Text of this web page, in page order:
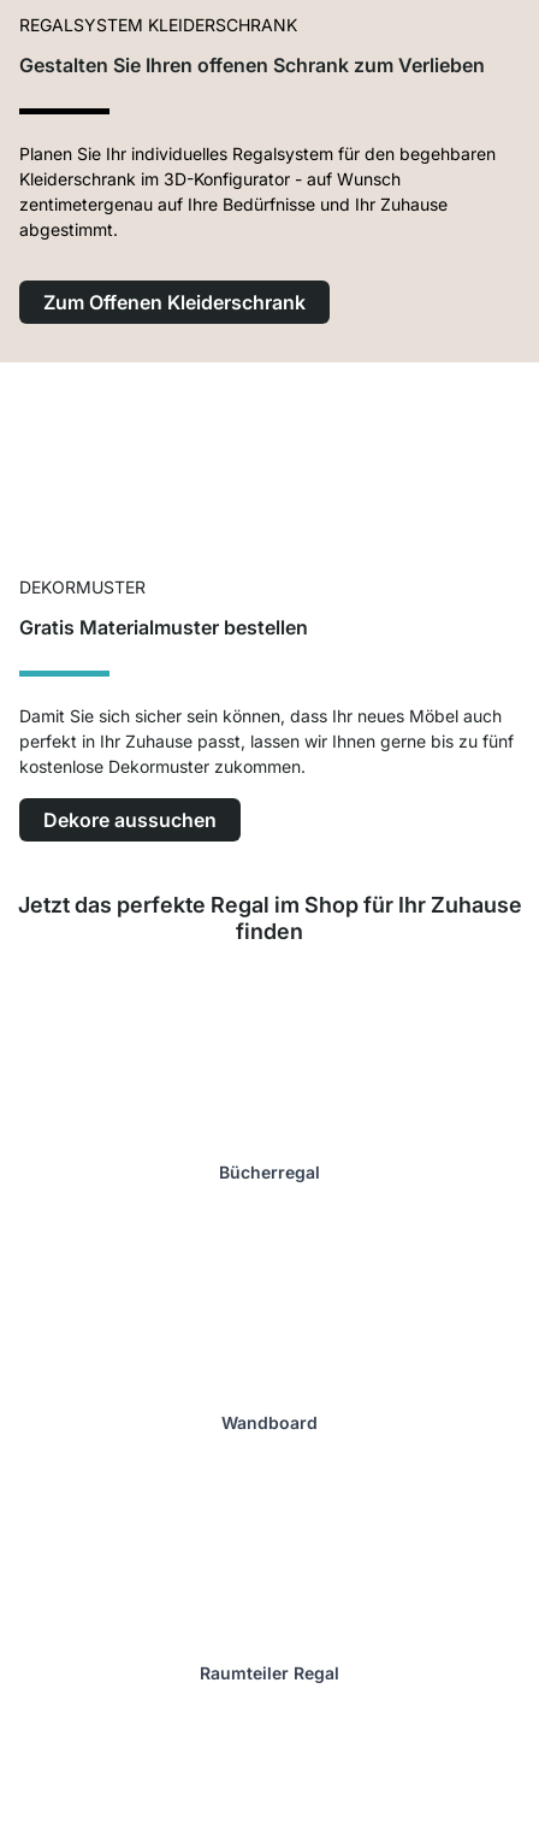
REGALSYSTEM KLEIDERSCHRANK
Gestalten Sie Ihren offenen Schrank zum Verlieben
Planen Sie Ihr individuelles Regalsystem für den begehbaren
Kleiderschrank im 3D-Konfigurator - auf Wunsch
zentimetergenau auf Ihre Bedürfnisse und Ihr Zuhause
abgestimmt.
Zum Offenen Kleiderschrank
DEKORMUSTER
Gratis Materialmuster bestellen
Damit Sie sich sicher sein können, dass Ihr neues Möbel auch
perfekt in Ihr Zuhause passt, lassen wir Ihnen gerne bis zu fünf
kostenlose Dekormuster zukommen.
Dekore aussuchen
Jetzt das perfekte Regal im Shop für Ihr Zuhause
finden
Bücherregal
Wandboard
Raumteiler Regal